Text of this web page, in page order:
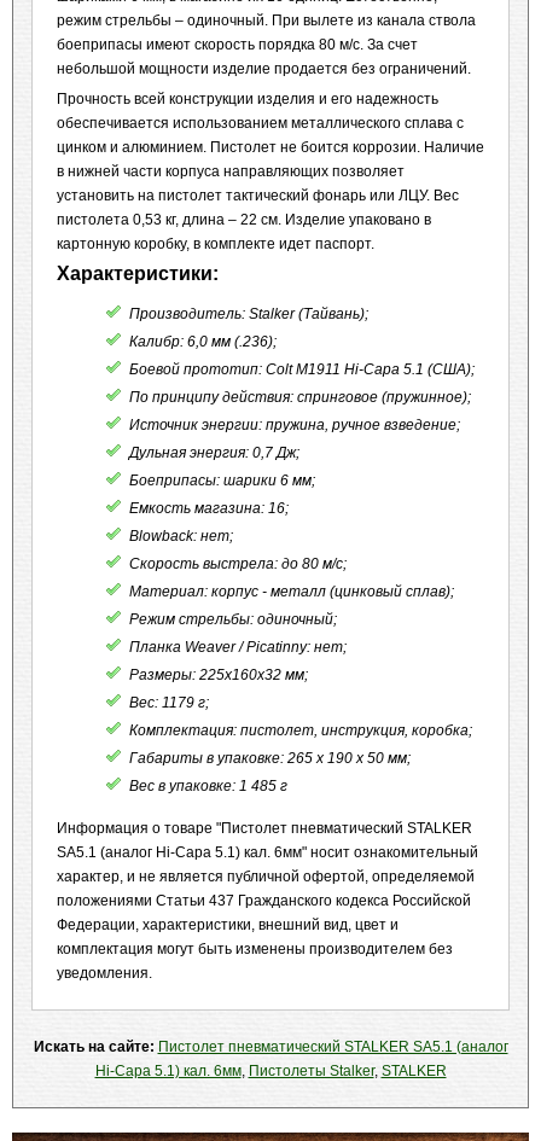
режим стрельбы – одиночный. При вылете из канала ствола
боеприпасы имеют скорость порядка 80 м/с. За счет
небольшой мощности изделие продается без ограничений.
Прочность всей конструкции изделия и его надежность
обеспечивается использованием металлического сплава с
цинком и алюминием. Пистолет не боится коррозии. Наличие
в нижней части корпуса направляющих позволяет
установить на пистолет тактический фонарь или ЛЦУ. Вес
пистолета 0,53 кг, длина – 22 см. Изделие упаковано в
картонную коробку, в комплекте идет паспорт.
Характеристики:
Производитель: Stalker (Тайвань);
Калибр: 6,0 мм (.236);
Боевой прототип: Colt M1911 Hi-Capa 5.1 (США);
По принципу действия: спринговое (пружинное);
Источник энергии: пружина, ручное взведение;
Дульная энергия: 0,7 Дж;
Боеприпасы: шарики 6 мм;
Емкость магазина: 16;
Blowback: нет;
Скорость выстрела: до 80 м/с;
Материал: корпус - металл (цинковый сплав);
Режим стрельбы: одиночный;
Планка Weaver / Picatinny: нет;
Размеры: 225x160x32 мм;
Вес: 1179 г;
Комплектация: пистолет, инструкция, коробка;
Габариты в упаковке: 265 x 190 x 50 мм;
Вес в упаковке: 1 485 г
Информация о товаре "Пистолет пневматический STALKER
SA5.1 (аналог Hi-Capa 5.1) кал. 6мм" носит ознакомительный
характер, и не является публичной офертой, определяемой
положениями Статьи 437 Гражданского кодекса Российской
Федерации, характеристики, внешний вид, цвет и
комплектация могут быть изменены производителем без
уведомления.
Искать на сайте: Пистолет пневматический STALKER SA5.1 (аналог
Hi-Capa 5.1) кал. 6мм, Пистолеты Stalker, STALKER